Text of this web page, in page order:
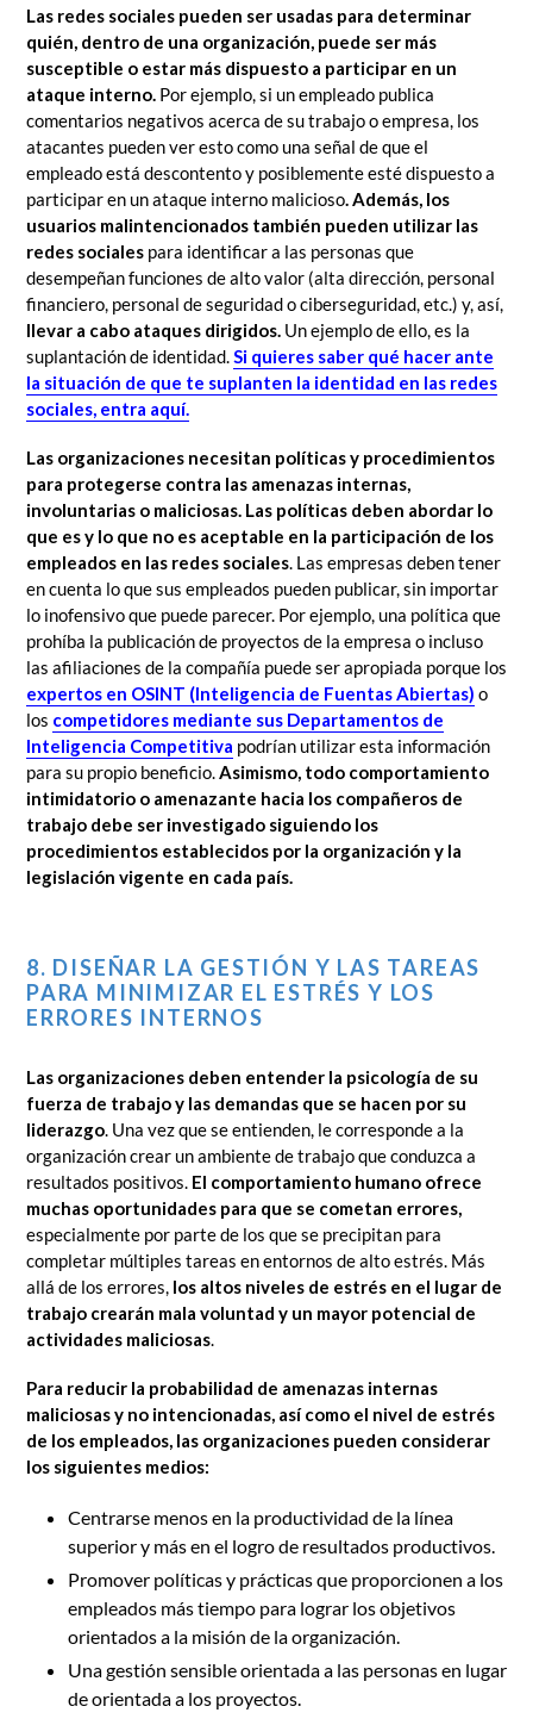
Las redes sociales pueden ser usadas para determinar
quién, dentro de una organización, puede ser más
susceptible o estar más dispuesto a participar en un
ataque interno. Por ejemplo, si un empleado publica
comentarios negativos acerca de su trabajo o empresa, los
atacantes pueden ver esto como una señal de que el
empleado está descontento y posiblemente esté dispuesto a
participar en un ataque interno malicioso. Además, los
usuarios malintencionados también pueden utilizar las
redes sociales para identificar a las personas que
desempeñan funciones de alto valor (alta dirección, personal
financiero, personal de seguridad o ciberseguridad, etc.) y, así,
llevar a cabo ataques dirigidos. Un ejemplo de ello, es la
suplantación de identidad.Si quieres saber qué hacer ante
la situación de que te suplanten la identidad en las redes
sociales, entra aquí.
Las organizaciones necesitan políticas y procedimientos
para protegerse contra las amenazas internas,
involuntarias o maliciosas. Las políticas deben abordar lo
que es y lo que no es aceptable en la participación de los
empleados en las redes sociales. Las empresas deben tener
en cuenta lo que sus empleados pueden publicar, sin importar
lo inofensivo que puede parecer. Por ejemplo, una política que
prohíba la publicación de proyectos de la empresa o incluso
las afiliaciones de la compañía puede ser apropiada porque los
expertos en OSINT (Inteligencia de Fuentas Abiertas) o
los competidores mediante sus Departamentos de
Inteligencia Competitiva podrían utilizar esta información
para su propio beneficio.Asimismo, todo comportamiento
intimidatorio o amenazante hacia los compañeros de
trabajo debe ser investigado siguiendo los
procedimientos establecidos por la organización y la
legislación vigente en cada país.
8. DISEÑAR LA GESTIÓN Y LAS TAREAS
PARA MINIMIZAR EL ESTRÉS Y LOS
ERRORES INTERNOS
Las organizaciones deben entender la psicología de su
fuerza de trabajo y las demandas que se hacen por su
liderazgo. Una vez que se entienden, le corresponde a la
organización crear un ambiente de trabajo que conduzca a
resultados positivos. El comportamiento humano ofrece
muchas oportunidades para que se cometan errores,
especialmente por parte de los que se precipitan para
completar múltiples tareas en entornos de alto estrés. Más
allá de los errores, los altos niveles de estrés en el lugar de
trabajo crearán mala voluntad y un mayor potencial de
actividades maliciosas.
Para reducir la probabilidad de amenazas internas
maliciosas y no intencionadas, así como el nivel de estrés
de los empleados, las organizaciones pueden considerar
los siguientes medios:
Centrarse menos en la productividad de la línea
superior y más en el logro de resultados productivos.
Promover políticas y prácticas que proporcionen a los
empleados más tiempo para lograr los objetivos
orientados a la misión de la organización.
Una gestión sensible orientada a las personas en lugar
de orientada a los proyectos.